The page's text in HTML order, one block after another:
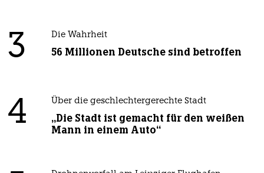
3 Die Wahrheit
56 Millionen Deutsche sind betroffen
4 Über die geschlechtergerechte Stadt
„Die Stadt ist gemacht für den weißen
Mann in einem Auto“